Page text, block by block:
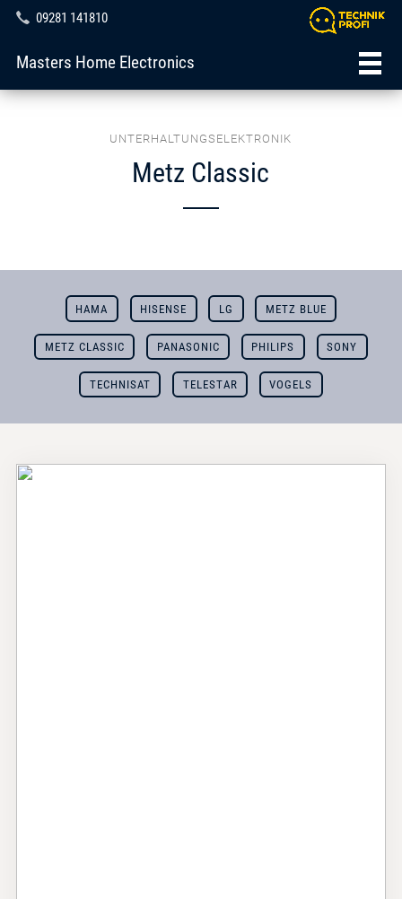
09281 141810
Masters Home Electronics
UNTERHALTUNGSELEKTRONIK
Metz Classic
HAMA HISENSE LG METZ BLUE
METZ CLASSIC PANASONIC PHILIPS SONY
TECHNISAT TELESTAR VOGELS